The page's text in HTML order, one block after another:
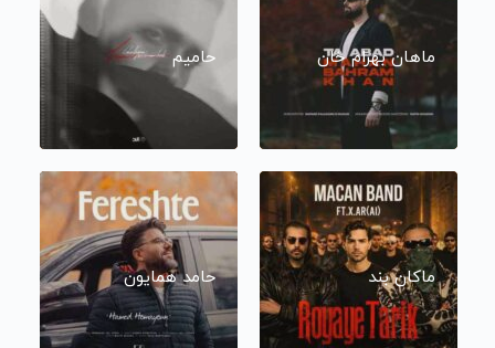
ماهان بهرام خان حامیم
ماکان بند حامد همایون